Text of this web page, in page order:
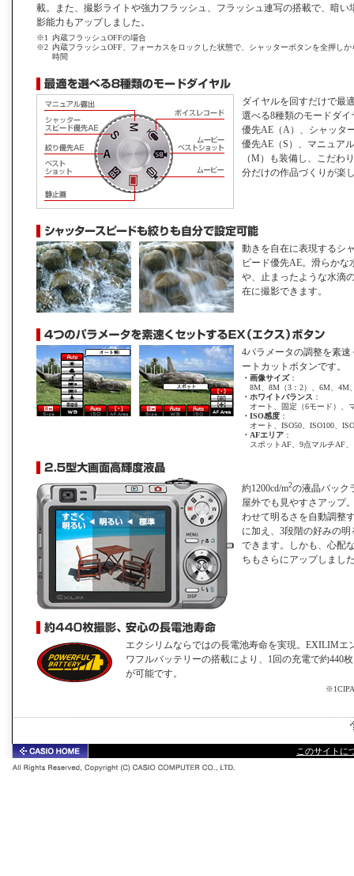
載。また、撮影ライトや強力フラッシュ、フラッシュ連写の搭載で、暗い
影能力もアップしました。
※1
内蔵フラッシュOFFの場合
※2 内蔵フラッシュOFF、フォーカスをロックした状態で、シャッターボタンを全押しか
時間
ダイヤルを回すだけで最
選べる8種類のモードダイ
優先AE（A）、シャッタ
優先AE（S）、マニュア
（M）も装備し、こだわ
分だけの作品づくりが楽
動きを自在に表現するシ
ピード優先AE。滑らかな
や、止まったような水滴
在に撮影できます。
4パラメータの調整を素速
ートカットボタンです。
・ 画像サイズ：
8M、8M（3：2）、6M、4M
・ ホワイトバランス ：
オート、固定（6モード）、
・ ISO感度：
オート、ISO50、ISO100、
・ AFエリア：
スポットAF、9点マルチAF
約1200cd/m2の液晶バック
屋外でも見やすさアップ
わせて明るさを自動調整
に加え、3段階の好みの明
できます。しかも、心配
ちもさらにアップしまし
エクシリムならではの長電池寿命を実現。EXILIMエ
ワフルバッテリーの搭載により、1回の充電で約440枚
が可能です。
このサイトに